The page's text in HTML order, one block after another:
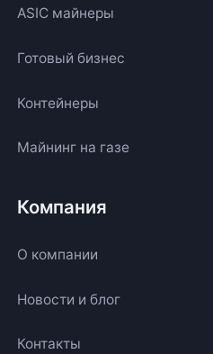
ASIC майнеры
Готовый бизнес
Контейнеры
Майнинг на газе
Компания
О компании
Новости и блог
Контакты